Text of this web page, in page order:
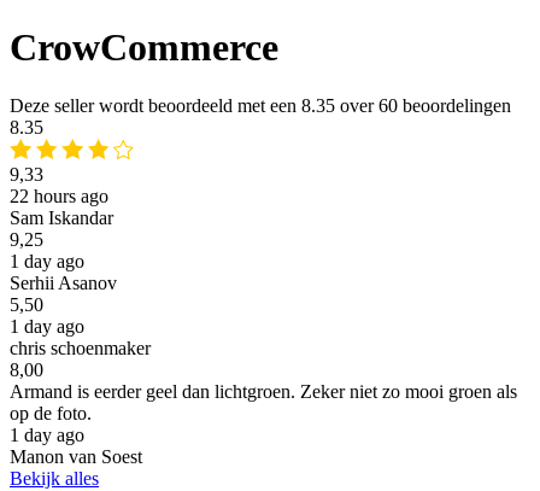
CrowCommerce
Deze seller wordt beoordeeld met een 8.35 over60 beoordelingen
8.35
9,33
22 hours ago
Sam Iskandar
9,25
1 day ago
Serhii Asanov
5,50
1 day ago
chris schoenmaker
8,00
Armand is eerder geel dan lichtgroen. Zeker niet zo mooi groen als
op de foto.
1 day ago
Manon van Soest
Bekijk alles